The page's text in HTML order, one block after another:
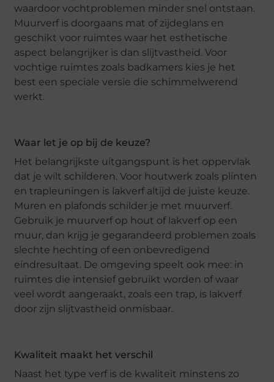
waardoor vochtproblemen minder snel ontstaan.
Muurverf is doorgaans mat of zijdeglans en
geschikt voor ruimtes waar het esthetische
aspect belangrijker is dan slijtvastheid. Voor
vochtige ruimtes zoals badkamers kies je het
best een speciale versie die schimmelwerend
werkt.
Waar let je op bij de keuze?
Het belangrijkste uitgangspunt is het oppervlak
dat je wilt schilderen. Voor houtwerk zoals plinten
en trapleuningen is lakverf altijd de juiste keuze.
Muren en plafonds schilder je met muurverf.
Gebruik je muurverf op hout of lakverf op een
muur, dan krijg je gegarandeerd problemen zoals
slechte hechting of een onbevredigend
eindresultaat. De omgeving speelt ook mee: in
ruimtes die intensief gebruikt worden of waar
veel wordt aangeraakt, zoals een trap, is lakverf
door zijn slijtvastheid onmisbaar.
Kwaliteit maakt het verschil
Naast het type verf is de kwaliteit minstens zo